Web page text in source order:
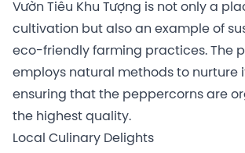
Vườn Tiêu Khu Tượng is not only a
cultivation but also an example of
eco-friendly farming practices. The
employs natural methods to nurture
ensuring that the peppercorns are
the highest quality.
Local Culinary Delights